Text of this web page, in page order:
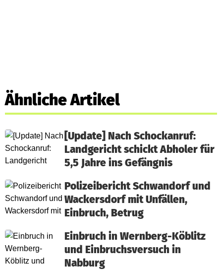
Ähnliche Artikel
[Update] Nach Schockanruf:
Landgericht schickt Abholer für
5,5 Jahre ins Gefängnis
Polizeibericht Schwandorf und
Wackersdorf mit Unfällen,
Einbruch, Betrug
Einbruch in Wernberg-Köblitz
und Einbruchsversuch in
Nabburg